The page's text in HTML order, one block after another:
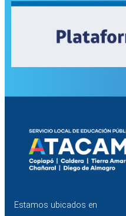
Estamos ubicados en